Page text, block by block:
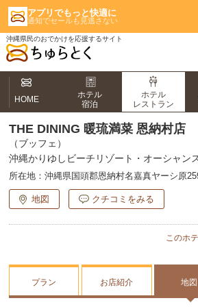
アプリでもっと快適に
通知でセールも見逃さない
沖縄県民のおでかけを応援するサイト
HOME
ホテル
宿泊
ホテル
レストラン
THE DINING 暖琉満菜 恩納村店
（ブッフェ）
沖縄かりゆしビーチリゾート・オーシャン
所在地： 沖縄県国頭郡恩納村名嘉真ヤーシ原
地図 クチコミをみる
このホ
プラン お店紹介 地図